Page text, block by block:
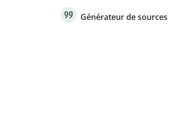
Générateur de sources